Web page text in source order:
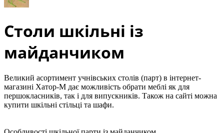
Столи шкільні із
майданчиком
Великий асортимент учнівських столів (парт) в інтернет-
магазині Хатор-М дає можливість обрати меблі як для
першокласників, так і для випускників. Також на сайті можна
купити шкільні стільці та шафи.